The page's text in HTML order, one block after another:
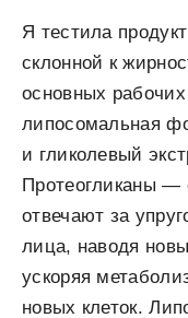
Я тестила
склонной к
основных
липосомальная
и гликолевый
Протеогликаны —
отвечают за
лица, наводя
ускоряя
новых клеток.